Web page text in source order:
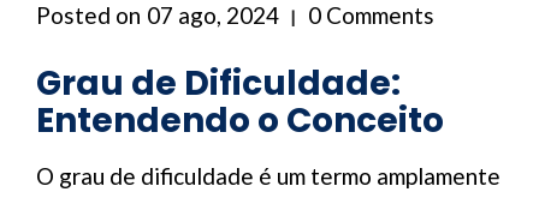
Posted on 07 ago, 2024 0 Comments
Grau de Dificuldade:
Entendendo o Conceito
O grau de dificuldade é um termo amplamente